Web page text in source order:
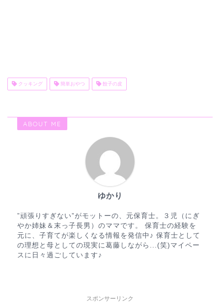
クッキング 簡単おやつ 餃子の皮
ABOUT ME
ゆかり
”頑張りすぎない”がモットーの、元保育士。３児（にぎ
やか姉妹＆末っ子長男）のママです。 保育士の経験を
元に、子育てが楽しくなる情報を発信中♪ 保育士として
の理想と母としての現実に葛藤しながら...(笑)マイペー
スに日々過ごしています♪
スポンサーリンク